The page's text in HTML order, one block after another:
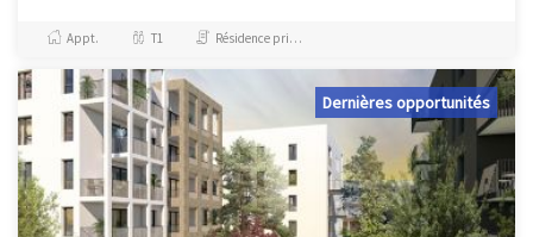
simplifier votre quotidien :
étab...
Appt. T1 Résidence principale / PTZ, Investissement et Défiscalisation
Dernières opportunités